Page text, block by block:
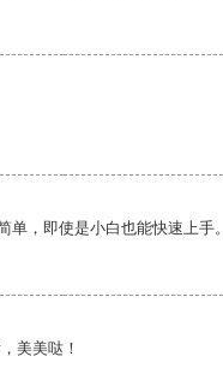
单，即使是小白也能快速上手。
美美哒！